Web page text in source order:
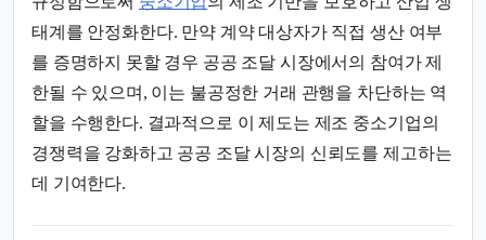
태계를 안정화한다. 만약 계약 대상자가 직접 생산 여부
를 증명하지 못할 경우 공공 조달 시장에서의 참여가 제
한될 수 있으며, 이는 불공정한 거래 관행을 차단하는 역
할을 수행한다. 결과적으로 이 제도는 제조 중소기업의
경쟁력을 강화하고 공공 조달 시장의 신뢰도를 제고하는
데 기여한다.